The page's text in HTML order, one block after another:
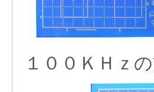
１００ＫＨｚ